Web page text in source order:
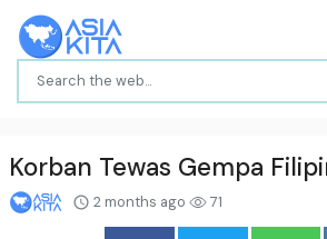
Korban Tewas Gempa
2 months ago 71